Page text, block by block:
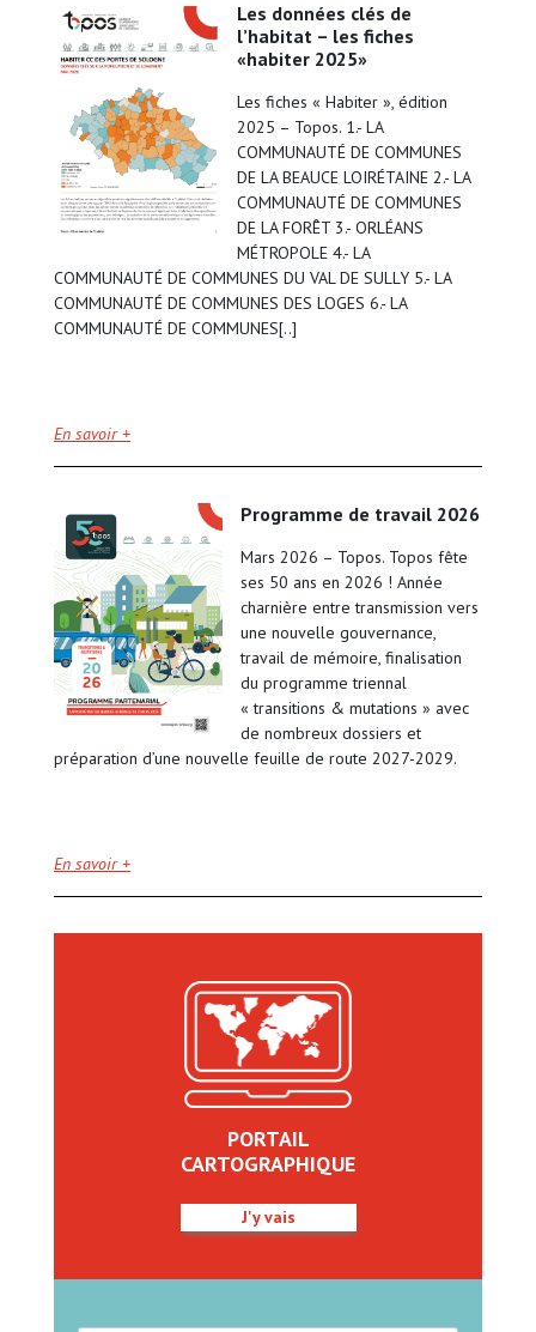
les données clés de
l’habitat – les fiches
«habiter 2025»
Les fiches « Habiter », édition
2025 – Topos. 1.- LA
COMMUNAUTÉ DE COMMUNES
DE LA BEAUCE LOIRÉTAINE 2.- LA
COMMUNAUTÉ DE COMMUNES
DE LA FORÊT 3.- ORLÉANS
MÉTROPOLE 4.- LA
COMMUNAUTÉ DE COMMUNES DU VAL DE SULLY 5.- LA
COMMUNAUTÉ DE COMMUNES DES LOGES 6.- LA
COMMUNAUTÉ DE COMMUNES[..]
En savoir +
programme de travail 2026
Mars 2026 – Topos. Topos fête
ses 50 ans en 2026 ! Année
charnière entre transmission vers
une nouvelle gouvernance,
travail de mémoire, finalisation
du programme triennal
« transitions & mutations » avec
de nombreux dossiers et
préparation d’une nouvelle feuille de route 2027-2029.
En savoir +
PORTAIL
CARTOGRAPHIQUE
J'y vais